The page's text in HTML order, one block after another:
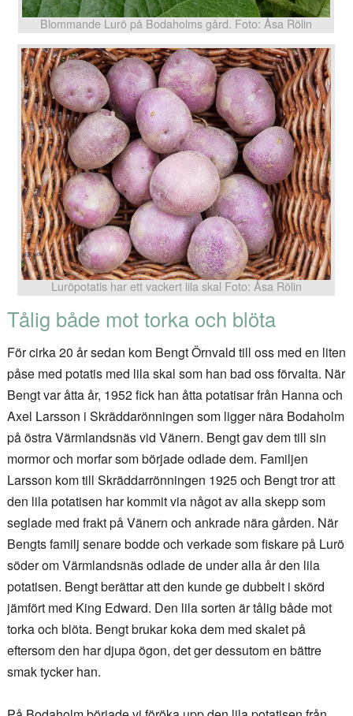
Blommande Lurö på Bodaholms gård. Foto: Åsa Rölin
Luröpotatis har ett vackert lila skal Foto: Åsa Rölin
Tålig både mot torka och blöta
För cirka 20 år sedan kom Bengt Örnvald till oss med en liten
påse med potatis med lila skal som han bad oss förvalta. När
Bengt var åtta år, 1952 fick han åtta potatisar från Hanna och
Axel Larsson i Skräddarönningen som ligger nära Bodaholm
på östra Värmlandsnäs vid Vänern. Bengt gav dem till sin
mormor och morfar som började odlade dem. Familjen
Larsson kom till Skräddarrönningen 1925 och Bengt tror att
den lila potatisen har kommit via något av alla skepp som
seglade med frakt på Vänern och ankrade nära gården. När
Bengts familj senare bodde och verkade som fiskare på Lurö
söder om Värmlandsnäs odlade de under alla år den lila
potatisen. Bengt berättar att den kunde ge dubbelt i skörd
jämfört med King Edward. Den lila sorten är tålig både mot
torka och blöta. Bengt brukar koka dem med skalet på
eftersom den har djupa ögon, det ger dessutom en bättre
smak tycker han.